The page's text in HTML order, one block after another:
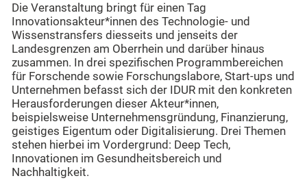
Die Veranstaltung bringt für einen Tag
Innovationsakteur*innen des Technologie- und
Wissenstransfers diesseits und jenseits der
Landesgrenzen am Oberrhein und darüber hinaus
zusammen. In drei spezifischen Programmbereichen
für Forschende sowie Forschungslabore, Start-ups und
Unternehmen befasst sich der IDUR mit den konkreten
Herausforderungen dieser Akteur*innen,
beispielsweise Unternehmensgründung, Finanzierung,
geistiges Eigentum oder Digitalisierung. Drei Themen
stehen hierbei im Vordergrund: Deep Tech,
Innovationen im Gesundheitsbereich und
Nachhaltigkeit.